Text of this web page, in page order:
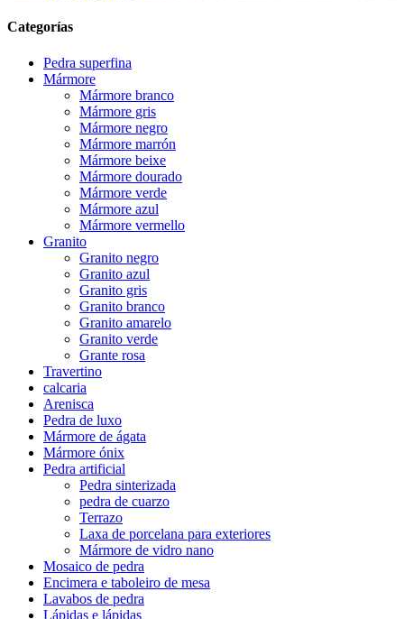
Categorías
Pedra superfina
Mármore
Mármore branco
Mármore gris
Mármore negro
Mármore marrón
Mármore beixe
Mármore dourado
Mármore verde
Mármore azul
Mármore vermello
Granito
Granito negro
Granito azul
Granito gris
Granito branco
Granito amarelo
Granito verde
Grante rosa
Travertino
calcaria
Arenisca
Pedra de luxo
Mármore de ágata
Mármore ónix
Pedra artificial
Pedra sinterizada
pedra de cuarzo
Terrazo
Laxa de porcelana para exteriores
Mármore de vidro nano
Mosaico de pedra
Encimera e taboleiro de mesa
Lavabos de pedra
Lápidas e lápidas